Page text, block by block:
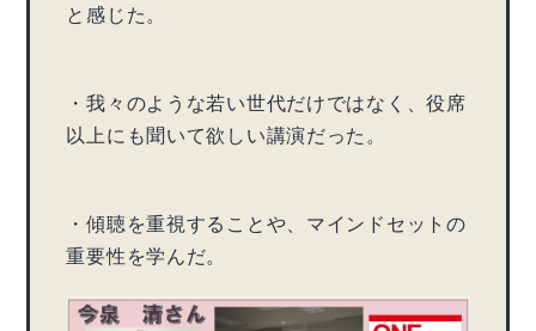
と感じた。
・我々のような若い世代だけではなく、役席
以上にも聞いて欲しい講演だった。
・傾聴を重視することや、マインドセットの
重要性を学んだ。